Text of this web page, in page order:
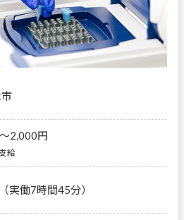
2,000円
給
実働7時間45分）